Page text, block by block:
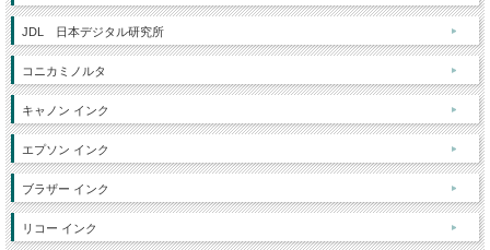
JDL 日本デジタル研究所
コニカミノルタ
キャノン インク
エプソン インク
ブラザー インク
リコー インク